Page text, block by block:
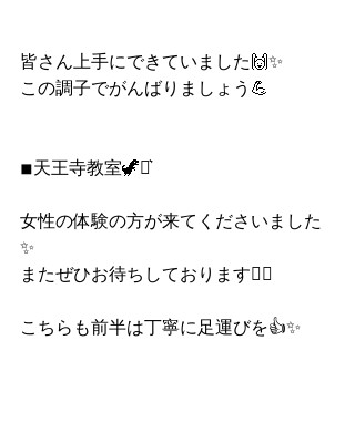
皆さん上手にできていました🙌✨
この調子でがんばりましょう💪
◾︎天王寺教室🦖⋆͛
女性の体験の方が来てくださいました
✨
またぜひお待ちしております🙇‍♂️
こちらも前半は丁寧に足運びを👍✨